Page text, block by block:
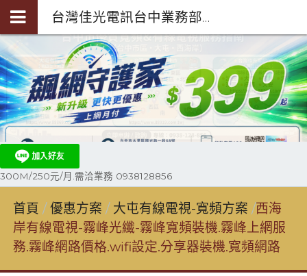
台灣佳光電訊台中業務部陳聖閎-第四台光纖裝機0938-128-856
300M/250元/月.需洽業務 0938128856
首頁 優惠方案 大屯有線電視-寬頻方案 西海
岸有線電視-霧峰光纖-霧峰寬頻裝機.霧峰上網服
務.霧峰網路價格.wifi設定.分享器裝機.寬頻網路